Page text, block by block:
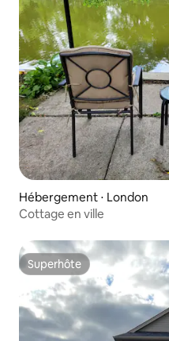
Hébergement ⋅ London
Cottage en ville
Superhôte
Superhôte